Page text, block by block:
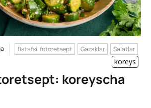
Batafsil fotoretsept Gazaklar Salatlar
koreys
koreyscha